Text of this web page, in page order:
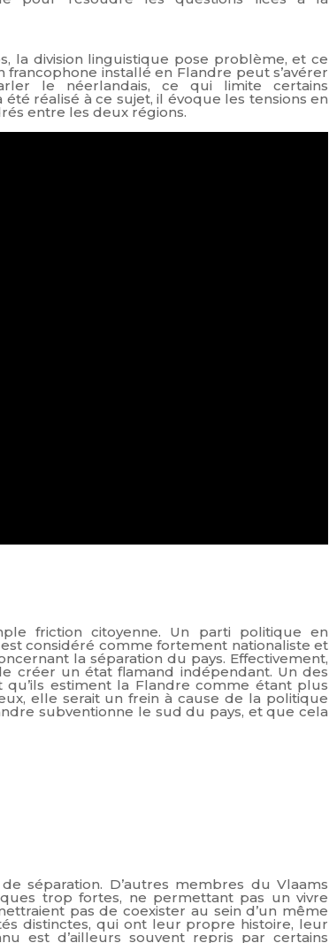
la division linguistique pose problème, et ce
installé en Flandre peut s’avérer
le néerlandais, ce qui limite certains
réalisé à ce sujet, il évoque les tensions en
entre les deux régions.
friction citoyenne. Un parti politique en
est considéré comme fortement nationaliste et
la séparation du pays. Effectivement,
créer un état flamand indépendant. Un des
estiment la Flandre comme étant plus
elle serait un frein à cause de la politique
subventionne le sud du pays, et que cela
séparation. D’autres membres du Vlaams
trop fortes, ne permettant pas un vivre
pas de coexister au sein d’un même
distinctes, qui ont leur propre histoire, leur
est d’ailleurs souvent repris par certains